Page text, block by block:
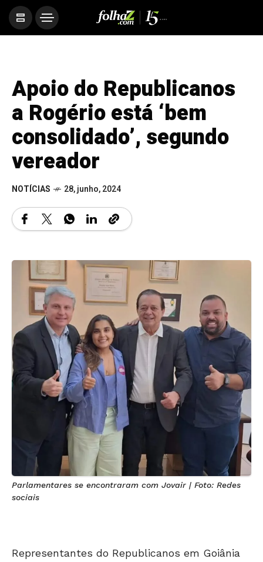
Apoio do Republicanos
a Rogério está ‘bem
consolidado’, segundo
vereador
NOTÍCIAS 28, junho, 2024
Parlamentares se encontraram com Jovair | Foto: Redes
sociais
Representantes do Republicanos em Goiânia